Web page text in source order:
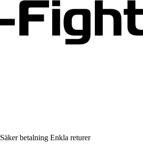
Säker betalning Enkla returer